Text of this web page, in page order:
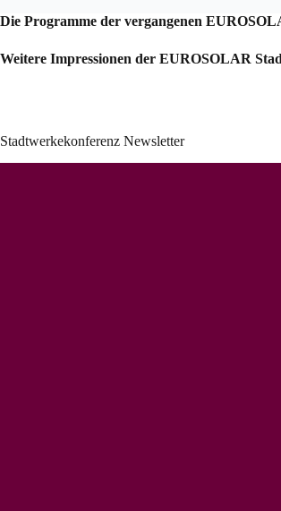
Die Programme der vergangenen
Weitere Impressionen der EUROSOLAR
Stadtwerkekonferenz Newsletter